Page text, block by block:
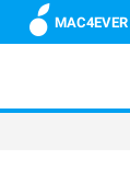
MAC4EVER